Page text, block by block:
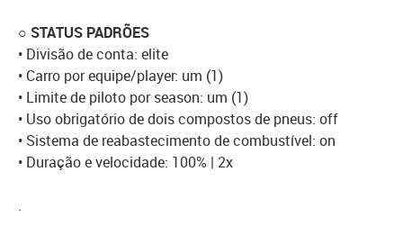
○ STATUS PADRÕES
• Divisão de conta: elite
• Carro por equipe/player: um (1)
• Limite de piloto por season: um (1)
• Uso obrigatório de dois compostos de pneus: off
• Sistema de reabastecimento de combustível: on
• Duração e velocidade: 100% | 2x
.